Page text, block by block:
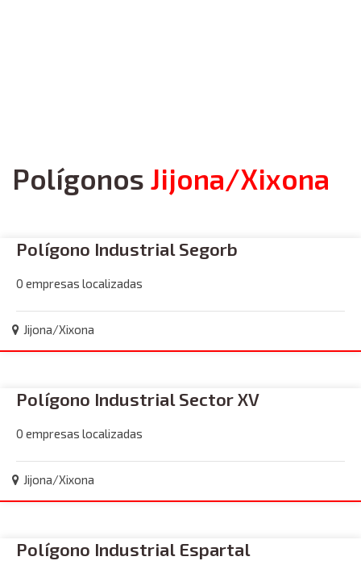
Polígonos Jijona/Xixona
Polígono Industrial Segorb
0 empresas localizadas
Jijona/Xixona
Polígono Industrial Sector XV
0 empresas localizadas
Jijona/Xixona
Polígono Industrial Espartal